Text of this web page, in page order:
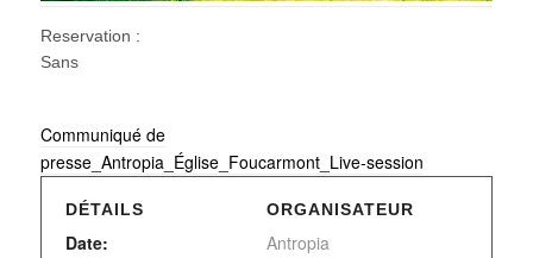
Reservation :
Sans
Communiqué de
presse_Antropia_Église_Foucarmont_Live-session
DÉTAILS
Date:
ORGANISATEUR
Antropia